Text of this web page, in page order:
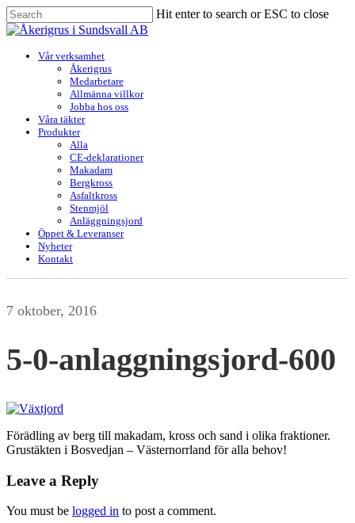
Skip
to
content
Hit enter to search or ESC to close
Close
Menu
Vår verksamhet
Åkerigrus
Medarbetare
Allmänna villkor
Jobba hos oss
Våra täkter
Produkter
Alla
CE-deklarationer
Makadam
Bergkross
Asfaltkross
Stenmjöl
Anläggningsjord
Öppet & Leveranser
Nyheter
Kontakt
7 oktober, 2016
5-0-anlaggningsjord-600
Förädling av berg till makadam, kross och sand i olika fraktioner.
Grustäkten i Bosvedjan – Västernorrland för alla behov!
Leave a Reply
You must be logged in to post a comment.